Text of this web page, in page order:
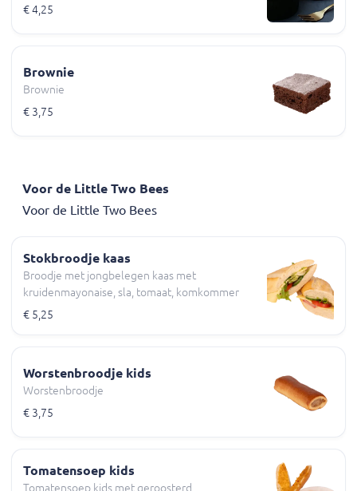
€ 4,25
Brownie
Brownie
€ 3,75
Voor de Little Two Bees
Voor de Little Two Bees
Stokbroodje kaas
Broodje met jongbelegen kaas met
kruidenmayonaise, sla, tomaat, komkommer
€ 5,25
Worstenbroodje kids
Worstenbroodje
€ 3,75
Tomatensoep kids
Tomatensoep kids met geroosterd